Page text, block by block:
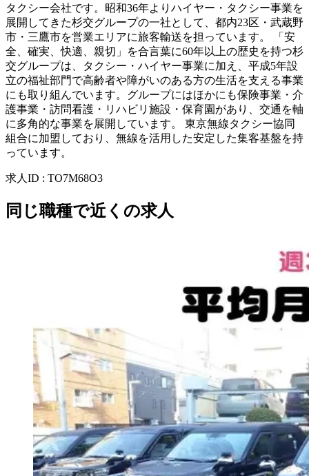
タクシー会社です。昭和36年よりハイヤー・タクシー事業を
展開してきた杉交グループの一社として、都内23区・武蔵野
市・三鷹市を営業エリアに旅客輸送を担っています。 「安
全、確実、快適、親切」を合言葉に60年以上の歴史を持つ杉
交グループは、タクシー・ハイヤー事業に加え、平成5年設
立の福祉部門で高齢者や障がいのある方の生活を支える事業
にも取り組んでいます。グループにはほかにも保険事業・介
護事業・訪問看護・リハビリ施設・保育園があり、交通を軸
に多角的な事業を展開しています。 東京無線タクシー協同
組合に加盟しており、無線を活用した安定した集客基盤を持
っています。
求人ID : TO7M68O3
同じ職種で近くの求人